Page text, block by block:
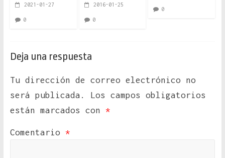
2021-01-27
0
2016-01-25
0
0
Deja una respuesta
Tu dirección de correo electrónico no
será publicada.
Los campos obligatorios
están marcados con *
Comentario *